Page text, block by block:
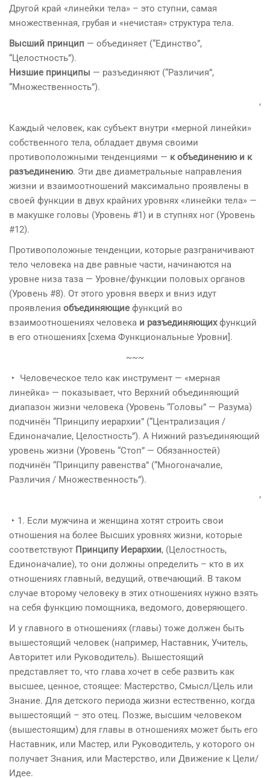
Другой край «линейки тела» – это ступни, самая
множественная, грубая и «нечистая» структура тела.
Высший принцип — объединяет (“Единство”,
“Целостность”).
Низшие принципы — разъединяют (“Различия”,
“Множественность”).
‘
Каждый человек, как субъект внутри «мерной линейки»
собственного тела, обладает двумя своими
противоположными тенденциями — к объединению и к
разъединению. Эти две диаметральные направления
жизни и взаимоотношений максимально проявлены в
своей функции в двух крайних уровнях «линейки тела» —
в макушке головы (Уровень #1) и в ступнях ног (Уровень
#12).
Противоположные тенденции, которые разграничивают
тело человека на две равные части, начинаются на
уровне низа таза — Уровне/функции половых органов
(Уровень #8). От этого уровня вверх и вниз идут
проявления объединяющие функций во
взаимоотношениях человека и разъединяющихфункций
в его отношениях [схема Функциональные Уровни].
~~~
‣ Человеческое тело как инструмент — «мерная
линейка» — показывает, что Верхний объединяющий
диапазон жизни человека (Уровень “Головы” — Разума)
подчинён “Принципу иерархии” (“Централизация /
Единоначалие, Целостность”). А Нижний разъединяющий
уровень жизни (Уровень “Стоп” — Обязанностей)
подчинён “Принципу равенства” (“Многоначалие,
Различия / Множественность”).
‘
‣ 1. Если мужчина и женщина хотят строить свои
отношения на более Высших уровнях жизни, которые
соответствуют Принципу Иерархии, (Целостность,
Единоначалие), то они должны определить – кто в их
отношениях главный, ведущий, отвечающий. В таком
случае второму человеку в этих отношениях нужно взять
на себя функцию помощника, ведомого, доверяющего.
И у главного в отношениях (главы) тоже должен быть
вышестоящий человек (например, Наставник, Учитель,
Авторитет или Руководитель). Вышестоящий
представляет то, что глава хочет в себе развить как
высшее, ценное, стоящее: Мастерство, Смысл/Цель или
Знание. Для детского периода жизни естественно, когда
вышестоящий – это отец. Позже, высшим человеком
(вышестоящим) для главы в отношениях может быть его
Наставник, или Мастер, или Руководитель, у которого он
получает Знания, или Мастерство, или Движение к Цели/
Идее.